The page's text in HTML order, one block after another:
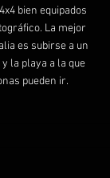
bien equipados
La mejor
es subirse a un
la playa a la que
pueden ir.